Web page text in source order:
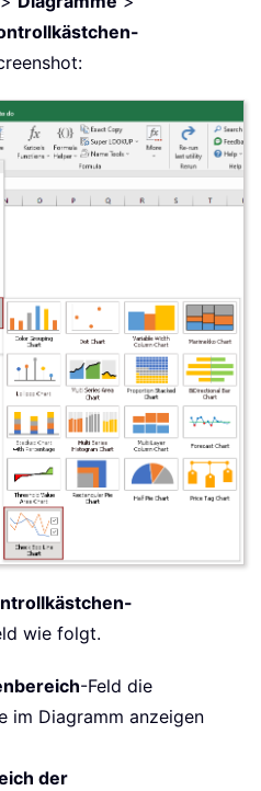
wie folgt.
-Feld die
im Diagramm anzeigen
der